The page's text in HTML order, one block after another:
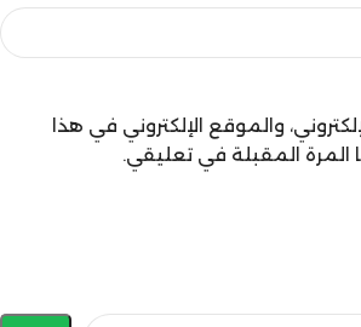
والموقع الإلكتروني في هذا
المرة المقبلة في تعليقي.